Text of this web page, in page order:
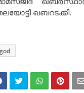
ഖബറടക്കി.